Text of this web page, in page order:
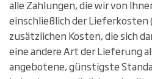
alle Zahlungen, die wir von
einschließlich der Lieferkosten
zusätzlichen Kosten, die sich
eine andere Art der Lieferung
angebotene, günstigste